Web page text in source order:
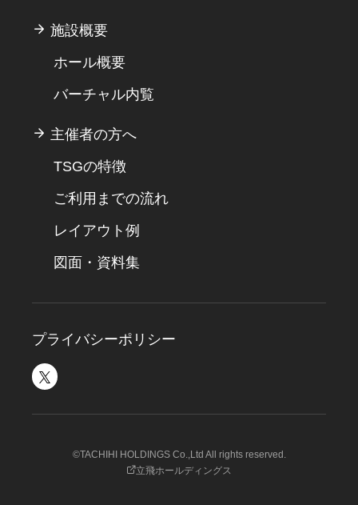
施設概要
ホール概要
バーチャル内覧
主催者の方へ
TSGの特徴
ご利用までの流れ
レイアウト例
図面・資料集
プライバシーポリシー
©TACHIHI HOLDINGS Co.,Ltd All rights reserved.
立飛ホールディングス